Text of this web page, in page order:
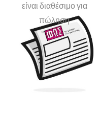
είναι διαθέσιμο για
πώληση